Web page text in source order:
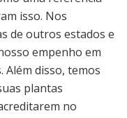
isso. Nos
de outros estados e
empenho em
disso, temos
plantas
no